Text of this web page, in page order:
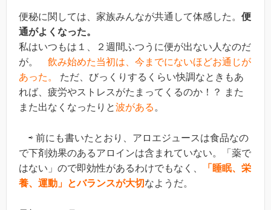
便秘に関しては、家族みんなが共通して体感した。 便
通がよくなった。
私はいつもは１、２週間ふつうに便が出ない人なのだ
が。 飲み始めた当初は、今までにないほどお通じが
あった。
ただ、びっくりするくらい快調なときもあ
れば、疲労やストレスがたまってくるのか！？ また
また出なくなったりと波がある 。
⇨ 前にも書いたとおり、アロエジュースは食品なの
で下剤効果のあるアロインは含まれていない。「薬で
はない」ので即効性があるわけでもなく、
「睡眠、栄
養、運動」とバランスが大切なようだ。